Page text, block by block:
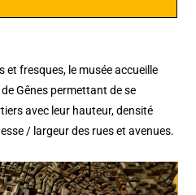
et fresques, le musée accueille
de Gênes permettant de se
avec leur hauteur, densité
/ largeur des rues et avenues.